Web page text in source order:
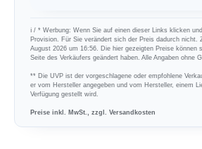
ℹ︎ / * Werbung: Wenn Sie auf einen dieser Links klicken
Provision. Für Sie verändert sich der Preis dadurch nicht.
August 2026 um 16:56. Die hier gezeigten Preise können
Seite des Verkäufers geändert haben. Alle Angaben ohne
** Die UVP ist der vorgeschlagene oder empfohlene
er vom Hersteller angegeben und vom Hersteller, einem
Verfügung gestellt wird.
Preise inkl. MwSt., zzgl. Versandkosten